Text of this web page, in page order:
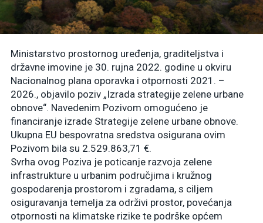
Ministarstvo prostornog uređenja, graditeljstva i
državne imovine je 30. rujna 2022. godine u okviru
Nacionalnog plana oporavka i otpornosti 2021. –
2026., objavilo poziv „Izrada strategije zelene urbane
obnove“. Navedenim Pozivom omogućeno je
financiranje izrade Strategije zelene urbane obnove.
Ukupna EU bespovratna sredstva osigurana ovim
Pozivom bila su 2.529.863,71 €.
Svrha ovog Poziva je poticanje razvoja zelene
infrastrukture u urbanim područjima i kružnog
gospodarenja prostorom i zgradama, s ciljem
osiguravanja temelja za održivi prostor, povećanja
otpornosti na klimatske rizike te podrške općem